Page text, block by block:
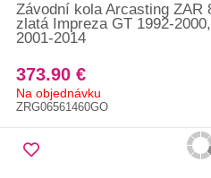
Závodní kola Arcasting ZAR
zlatá Impreza GT 1992-
2001-2014
373.90 €
Na objednávku
ZRG06561460GO